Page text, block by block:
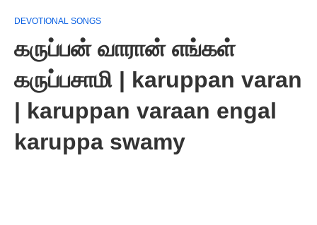
DEVOTIONAL SONGS
கருப்பன் வாரான் எங்கள்
கருப்பசாமி | karuppan varan
| karuppan varaan engal
karuppa swamy